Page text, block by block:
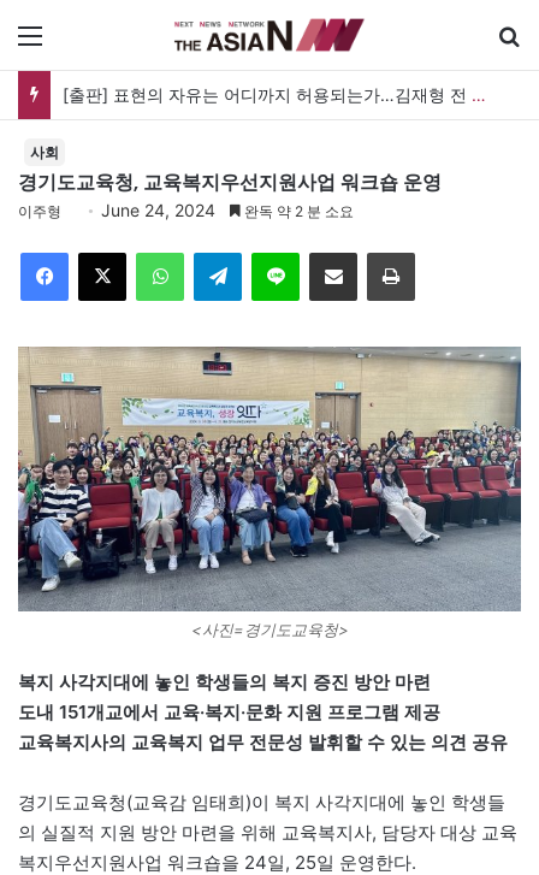
[출판] 표현의 자유는 어디까지 허용되는가…김재형 전 대법관 ‘언론과 인격권’
사회
경기도교육청, 교육복지우선지원사업 워크숍 운영
이주형 June 24, 2024 완독 약 2 분 소요
Telegram 이메일
<사진=경기도교육청>
복지 사각지대에 놓인 학생들의 복지 증진 방안 마련
도내 151개교에서 교육·복지·문화 지원 프로그램 제공
교육복지사의 교육복지 업무 전문성 발휘할 수 있는 의견 공유
경기도교육청(교육감 임태희)이 복지 사각지대에 놓인 학생들
의 실질적 지원 방안 마련을 위해 교육복지사, 담당자 대상 교육
복지우선지원사업 워크숍을 24일, 25일 운영한다.